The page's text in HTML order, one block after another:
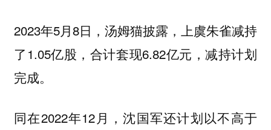
2023年5月8日，汤姆猫披露，上虞朱雀减持
了1.05亿股，合计套现6.82亿元，减持计划
完成。
同在2022年12月，沈国军还计划以不高于